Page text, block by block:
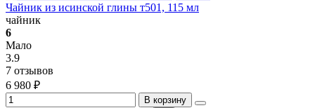
Чайник из исинской глины т501, 115 мл
чайник
6
Мало
3.9
7 отзывов
6 980 ₽
В корзину